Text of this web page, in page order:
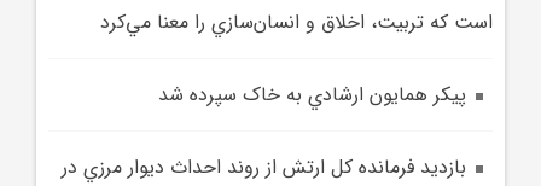
است که تربيت، اخلاق و انسان‌سازي را معنا مي‌کرد
پيکر همايون ارشادي به خاک سپرده شد
بازديد فرمانده کل ارتش از روند احداث ديوار مرزي در